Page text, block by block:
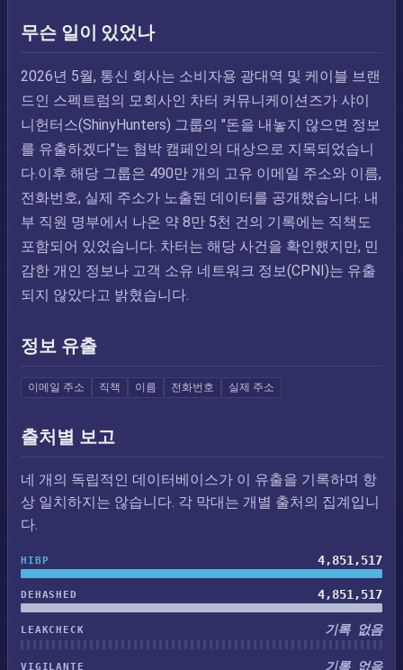
무슨 일이 있었나
2026년 5월, 통신 회사는 소비자용 광대역 및 케이블 브랜
드인 스펙트럼의 모회사인 차터 커뮤니케이션즈가 샤이
니헌터스(ShinyHunters) 그룹의 "돈을 내놓지 않으면 정보
를 유출하겠다"는 협박 캠페인의 대상으로 지목되었습니
다.이후 해당 그룹은 490만 개의 고유 이메일 주소와 이름,
전화번호, 실제 주소가 노출된 데이터를 공개했습니다. 내
부 직원 명부에서 나온 약 8만 5천 건의 기록에는 직책도
포함되어 있었습니다. 차터는 해당 사건을 확인했지만, 민
감한 개인 정보나 고객 소유 네트워크 정보(CPNI)는 유출
되지 않았다고 밝혔습니다.
정보 유출
이메일 주소 직책 이름 전화번호 실제 주소
출처별 보고
네 개의 독립적인 데이터베이스가 이 유출을 기록하며 항
상 일치하지는 않습니다. 각 막대는 개별 출처의 집계입니
다.
HIBP 4,851,517
DEHASHED 4,851,517
LEAKCHECK 기록 없음
VIGILANTE 기록 없음